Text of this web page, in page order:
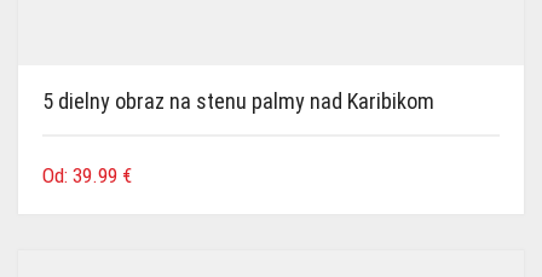
5 dielny obraz na stenu palmy nad Karibikom
Od: 39.99 €